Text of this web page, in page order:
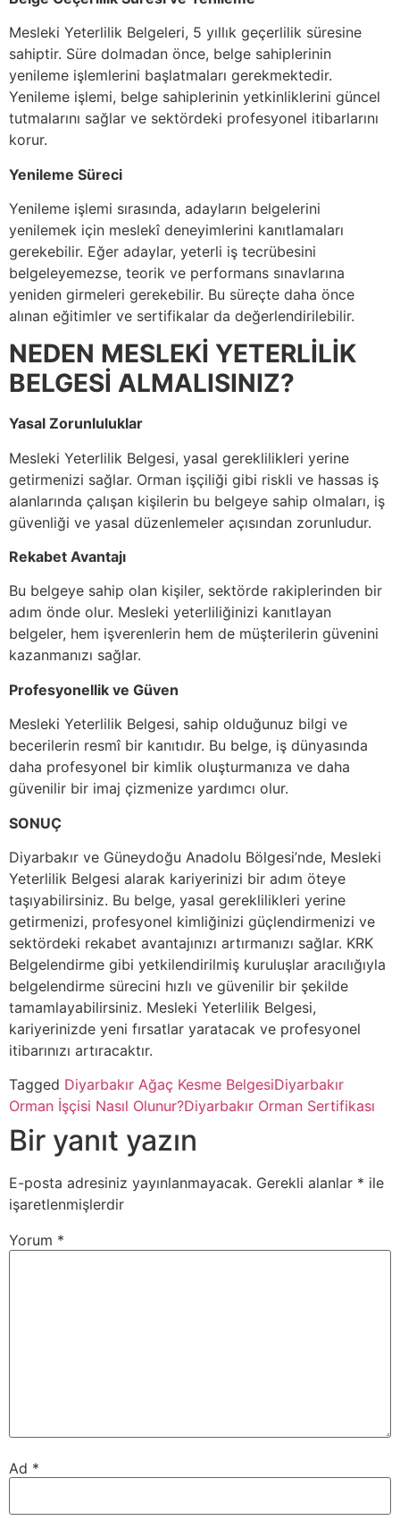
Mesleki Yeterlilik Belgeleri, 5 yıllık geçerlilik süresine
sahiptir. Süre dolmadan önce, belge sahiplerinin
yenileme işlemlerini başlatmaları gerekmektedir.
Yenileme işlemi, belge sahiplerinin yetkinliklerini güncel
tutmalarını sağlar ve sektördeki profesyonel itibarlarını
korur.
Yenileme Süreci
Yenileme işlemi sırasında, adayların belgelerini
yenilemek için meslekî deneyimlerini kanıtlamaları
gerekebilir. Eğer adaylar, yeterli iş tecrübesini
belgeleyemezse, teorik ve performans sınavlarına
yeniden girmeleri gerekebilir. Bu süreçte daha önce
alınan eğitimler ve sertifikalar da değerlendirilebilir.
NEDEN MESLEKİ YETERLİLİK
BELGESİ ALMALISINIZ?
Yasal Zorunluluklar
Mesleki Yeterlilik Belgesi, yasal gereklilikleri yerine
getirmenizi sağlar. Orman işçiliği gibi riskli ve hassas iş
alanlarında çalışan kişilerin bu belgeye sahip olmaları, iş
güvenliği ve yasal düzenlemeler açısından zorunludur.
Rekabet Avantajı
Bu belgeye sahip olan kişiler, sektörde rakiplerinden bir
adım önde olur. Mesleki yeterliliğinizi kanıtlayan
belgeler, hem işverenlerin hem de müşterilerin güvenini
kazanmanızı sağlar.
Profesyonellik ve Güven
Mesleki Yeterlilik Belgesi, sahip olduğunuz bilgi ve
becerilerin resmî bir kanıtıdır. Bu belge, iş dünyasında
daha profesyonel bir kimlik oluşturmanıza ve daha
güvenilir bir imaj çizmenize yardımcı olur.
SONUÇ
Diyarbakır ve Güneydoğu Anadolu Bölgesi’nde, Mesleki
Yeterlilik Belgesi alarak kariyerinizi bir adım öteye
taşıyabilirsiniz. Bu belge, yasal gereklilikleri yerine
getirmenizi, profesyonel kimliğinizi güçlendirmenizi ve
sektördeki rekabet avantajınızı artırmanızı sağlar. KRK
Belgelendirme gibi yetkilendirilmiş kuruluşlar aracılığıyla
belgelendirme sürecini hızlı ve güvenilir bir şekilde
tamamlayabilirsiniz. Mesleki Yeterlilik Belgesi,
kariyerinizde yeni fırsatlar yaratacak ve profesyonel
itibarınızı artıracaktır.
Tagged Diyarbakır Ağaç Kesme BelgesiDiyarbakır
Orman İşçisi Nasıl Olunur?Diyarbakır Orman Sertifikası
Bir yanıt yazın
E-posta adresiniz yayınlanmayacak. Gerekli alanlar * ile
işaretlenmişlerdir
Yorum *
Ad *